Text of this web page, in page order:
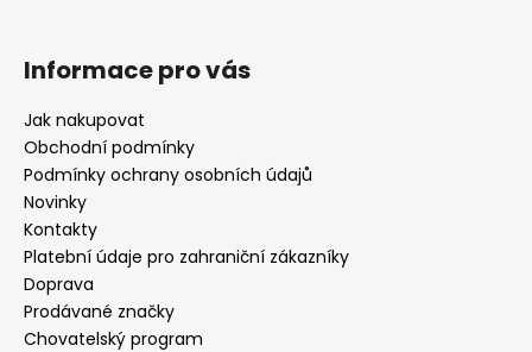
Informace pro vás
Jak nakupovat
Obchodní podmínky
Podmínky ochrany osobních údajů
Novinky
Kontakty
Platební údaje pro zahraniční zákazníky
Doprava
Prodávané značky
Chovatelský program